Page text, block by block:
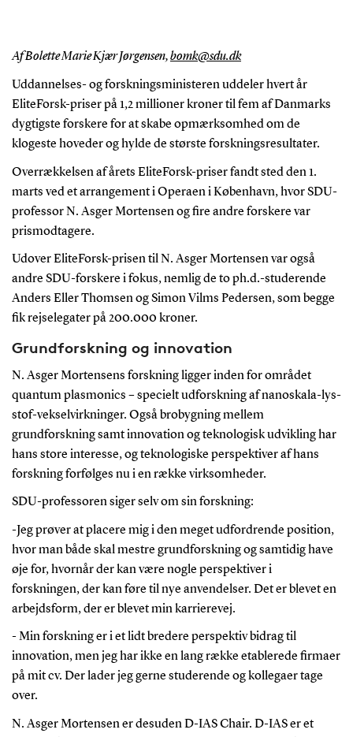
Af Bolette Marie Kjær Jørgensen,bomk@sdu.dk
Uddannelses- og forskningsministeren uddeler hvert år
EliteForsk-priser på 1,2 millioner kroner til fem af Danmarks
dygtigste forskere for at skabe opmærksomhed om de
klogeste hoveder og hylde de største forskningsresultater.
Overrækkelsen af årets EliteForsk-priser fandt sted den 1.
marts ved et arrangement i Operaen i København, hvor SDU-
professor N. Asger Mortensen og fire andre forskere var
prismodtagere.
Udover EliteForsk-prisen til N. Asger Mortensen var også
andre SDU-forskere i fokus, nemlig de to ph.d.-studerende
Anders Eller Thomsen og Simon Vilms Pedersen, som begge
fik rejselegater på 200.000 kroner.
Grundforskning og innovation
N. Asger Mortensens forskning ligger inden for området
quantum plasmonics – specielt udforskning af nanoskala-lys-
stof-vekselvirkninger. Også brobygning mellem
grundforskning samt innovation og teknologisk udvikling har
hans store interesse, og teknologiske perspektiver af hans
forskning forfølges nu i en række virksomheder.
SDU-professoren siger selv om sin forskning:
-Jeg prøver at placere mig i den meget udfordrende position,
hvor man både skal mestre grundforskning og samtidig have
øje for, hvornår der kan være nogle perspektiver i
forskningen, der kan føre til nye anvendelser. Det er blevet en
arbejdsform, der er blevet min karrierevej.
- Min forskning er i et lidt bredere perspektiv bidrag til
innovation, men jeg har ikke en lang række etablerede firmaer
på mit cv. Der lader jeg gerne studerende og kollegaer tage
over.
N. Asger Mortensen er desuden D-IAS Chair. D-IAS er et